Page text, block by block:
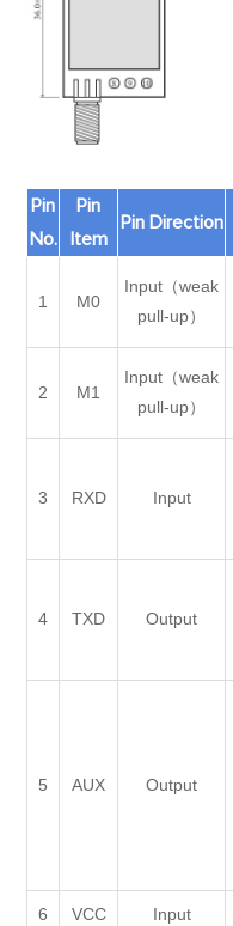
Pin
No.
Pin
Item
Pin Direction
1 M0
Input（weak
pull-up）
2 M1
Input（weak
pull-up）
3 RXD Input
4 TXD Output
5 AUX Output
6 VCC Input